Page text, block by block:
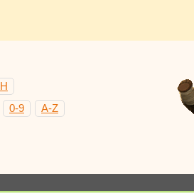
Н
0-9 A-Z